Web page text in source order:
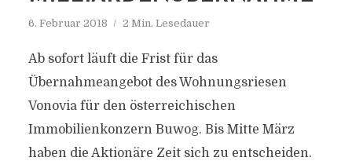
6. Februar 2018 2 Min. Lesedauer
Ab sofort läuft die Frist für das
Übernahmeangebot des Wohnungsriesen
Vonovia für den österreichischen
Immobilienkonzern Buwog. Bis Mitte März
haben die Aktionäre Zeit sich zu entscheiden.